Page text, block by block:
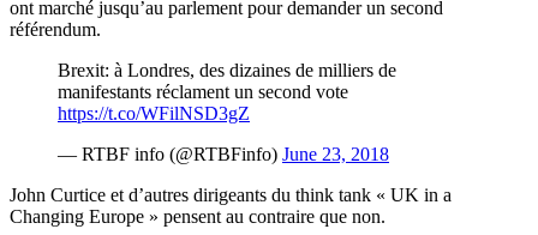
ont marché jusqu’au parlement pour demander un second
référendum.
Brexit: à Londres, des dizaines de milliers de
manifestants réclament un second vote
https://t.co/WFilNSD3gZ
— RTBF info (@RTBFinfo) June 23, 2018
John Curtice et d’autres dirigeants du think tank « UK in a
Changing Europe » pensent au contraire que non.